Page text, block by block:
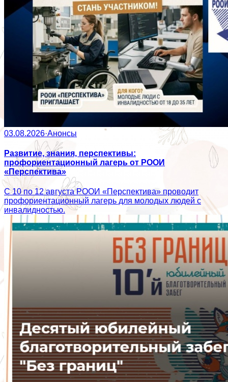
03.08.2026·Анонсы
Развитие, знания, перспективы:
профориентационный лагерь от РООИ
«Перспектива»
С 10 по 12 августа РООИ «Перспектива» проводит
профориентационный лагерь для молодых людей с
инвалидностью.